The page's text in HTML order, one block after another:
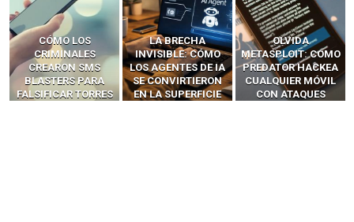
LA BRECHA
INVISIBLE: CÓMO
LOS AGENTES DE IA
SE CONVIRTIERON
EN LA SUPERFICIE
OLVIDA
METASPLOIT: CÓMO
PREDATOR HACKEA
CUALQUIER MÓVIL
CON ATAQUES
CÓMO LOS HACKERS
INTERCEPTAN OTPS
Y LLAMADAS
MÓVILES SIN
‘HACKEAR’ — EL